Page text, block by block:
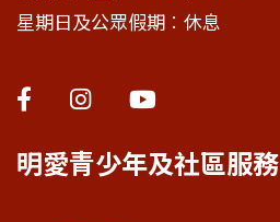
星期日及公眾假期︰休息
明愛青少年及社區服務